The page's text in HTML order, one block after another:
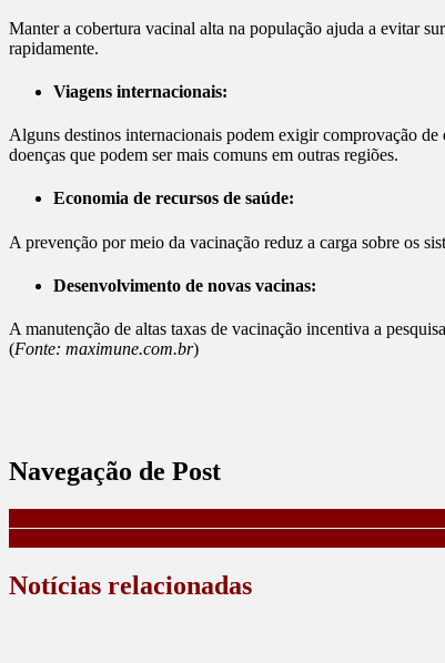
Manter a cobertura vacinal alta na população ajuda a evitar
rapidamente.
Viagens internacionais:
Alguns destinos internacionais podem exigir comprovação
doenças que podem ser mais comuns em outras regiões.
Economia de recursos de saúde:
A prevenção por meio da vacinação reduz a carga sobre os
Desenvolvimento de novas vacinas:
A manutenção de altas taxas de vacinação incentiva a
(Fonte: maximune.com.br)
Navegação de Post
Notícias relacionadas